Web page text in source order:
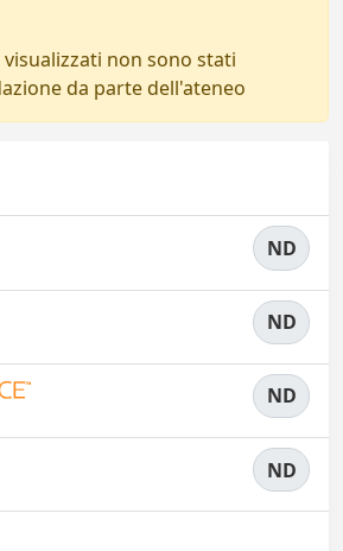
non sono stati
da parte dell'ateneo
ND
ND
ND
ND